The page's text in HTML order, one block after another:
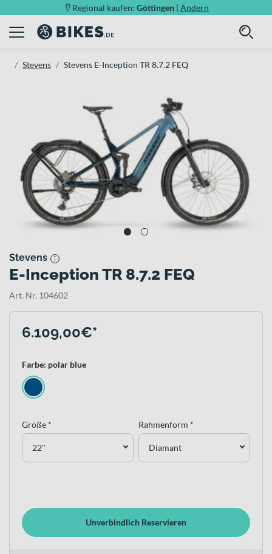
Regional kaufen: Göttingen | Ändern
Stevens Stevens E-Inception TR 8.7.2 FEQ
Stevens
E-Inception TR 8.7.2 FEQ
Art. Nr. 104602
6.109,00€*
Farbe: polar blue
Größe *
22"
Rahmenform *
Diamant
Unverbindlich Reservieren